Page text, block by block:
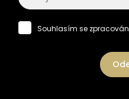
Souhlasím se